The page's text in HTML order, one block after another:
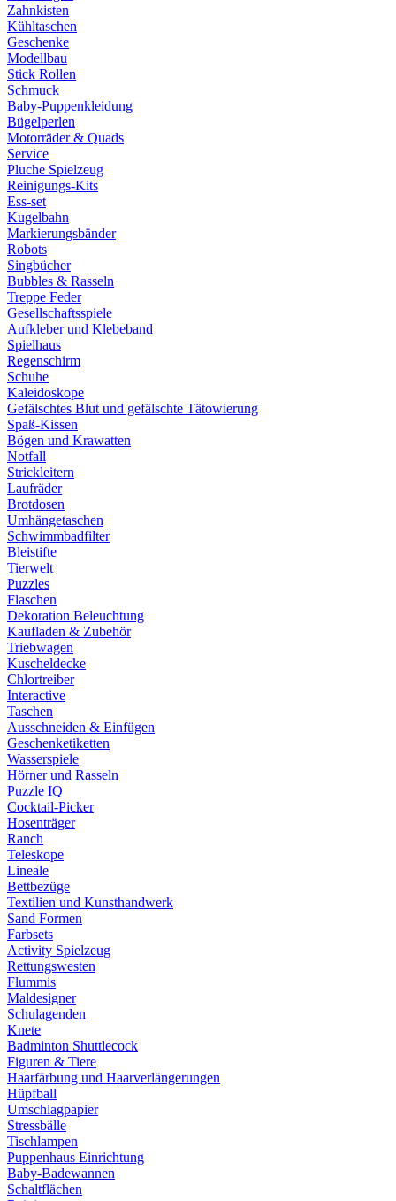
Zahnkisten
Kühltaschen
Geschenke
Modellbau
Stick Rollen
Schmuck
Baby-Puppenkleidung
Bügelperlen
Motorräder & Quads
Service
Pluche Spielzeug
Reinigungs-Kits
Ess-set
Kugelbahn
Markierungsbänder
Robots
Singbücher
Bubbles & Rasseln
Treppe Feder
Gesellschaftsspiele
Aufkleber und Klebeband
Spielhaus
Regenschirm
Schuhe
Kaleidoskope
Gefälschtes Blut und gefälschte Tätowierung
Spaß-Kissen
Bögen und Krawatten
Notfall
Strickleitern
Laufräder
Brotdosen
Umhängetaschen
Schwimmbadfilter
Bleistifte
Tierwelt
Puzzles
Flaschen
Dekoration Beleuchtung
Kaufladen & Zubehör
Triebwagen
Kuscheldecke
Chlortreiber
Interactive
Taschen
Ausschneiden & Einfügen
Geschenketiketten
Wasserspiele
Hörner und Rasseln
Puzzle IQ
Cocktail-Picker
Hosenträger
Ranch
Teleskope
Lineale
Bettbezüge
Textilien und Kunsthandwerk
Sand Formen
Farbsets
Activity Spielzeug
Rettungswesten
Flummis
Maldesigner
Schulagenden
Knete
Badminton Shuttlecock
Figuren & Tiere
Haarfärbung und Haarverlängerungen
Hüpfball
Umschlagpapier
Stressbälle
Tischlampen
Puppenhaus Einrichtung
Baby-Badewannen
Schaltflächen